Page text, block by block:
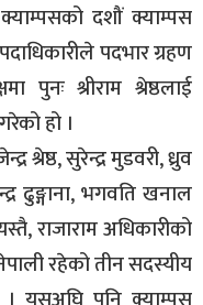
दशौं क्याम्पस
पदभार ग्रहण
श्रीराम श्रेष्ठलाई
हो ।
श्रेष्ठ, सुरेन्द्र मुडवरी, ध्रुव
ढुङ्गाना, भगवति खनाल
राजाराम अधिकारीको
रहेको तीन सदस्यीय